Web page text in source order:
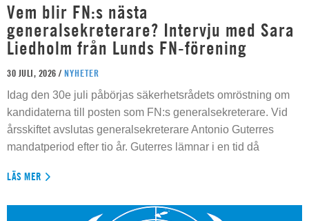
Vem blir FN:s nästa
generalsekreterare? Intervju med Sara
Liedholm från Lunds FN-förening
30 JULI, 2026 / NYHETER
Idag den 30e juli påbörjas säkerhetsrådets omröstning om
kandidaterna till posten som FN:s generalsekreterare. Vid
årsskiftet avslutas generalsekreterare Antonio Guterres
mandatperiod efter tio år. Guterres lämnar i en tid då
LÄS MER